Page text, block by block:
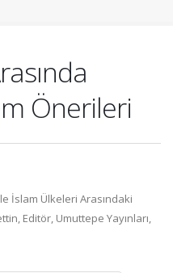
Önerileri
İslam Ülkeleri Arasındaki
Editör, Umuttepe Yayınları,